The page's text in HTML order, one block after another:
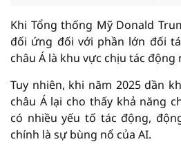
Khi Tổng thống Mỹ Donald
đối ứng đối với phần lớn đối
châu Á là khu vực chịu tác động
Tuy nhiên, khi năm 2025 dần
châu Á lại cho thấy khả năng
có nhiều yếu tố tác động,
chính là sự bùng nổ của AI.